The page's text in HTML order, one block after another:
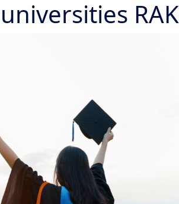
RAK